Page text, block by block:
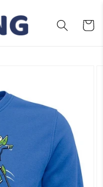
Carrito